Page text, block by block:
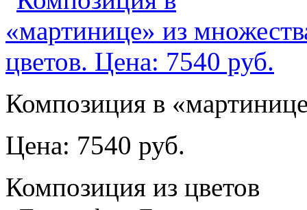
Композиция в
Цена: 7540 руб.
Композиция из цветов